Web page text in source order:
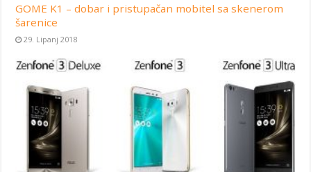
GOME K1 – dobar i pristupačan mobitel sa skenerom
šarenice
29. Lipanj 2018